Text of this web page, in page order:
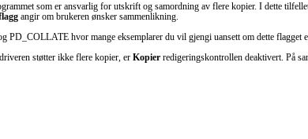
som er ansvarlig for utskrift og samordning av flere kopier. I dette
angir om brukeren ønsker sammenlikning.
PD_COLLATE hvor mange eksemplarer du vil gjengi uansett om dette
støtter ikke flere kopier, er Kopier redigeringskontrollen deaktivert. På